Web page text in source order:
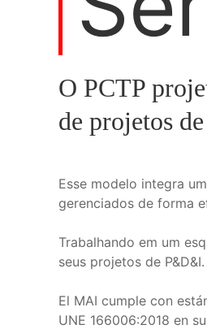
O PCTP
de projetos
Esse modelo integra
gerenciados de forma
Trabalhando em um
seus projetos de P&D&I.
El MAI cumple con
UNE 166006:2018 en